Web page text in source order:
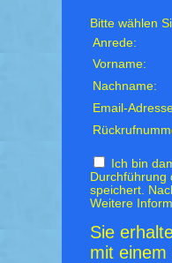
Bitte wählen
Anrede:
Vorname:
Nachname:
Email-
Ich bin
Durchführung
speichert.
Weitere
Sie
mit einem